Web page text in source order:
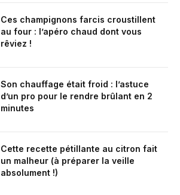
Ces champignons farcis croustillent
au four : l’apéro chaud dont vous
rêviez !
Son chauffage était froid : l’astuce
d’un pro pour le rendre brûlant en 2
minutes
Cette recette pétillante au citron fait
un malheur (à préparer la veille
absolument !)